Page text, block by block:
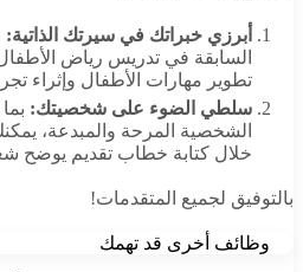
أبرزي خبراتك في سيرتك الذاتية:
السابقة في تدريس رياض
تطوير مهارات الأطفال وإثراء
سلطي الضوء على شخصيتك:
الشخصية المرحة والمبدعة،
خلال كتابة خطاب تقديم يوضح
بالتوفيق لجميع المتقدمات!
وظائف أخرى قد تهمك